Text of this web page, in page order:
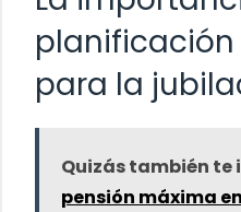
para la
Quizás también te
pensión máxima